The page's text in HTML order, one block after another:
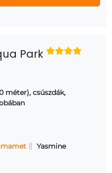
Park
méter), csúszdák,